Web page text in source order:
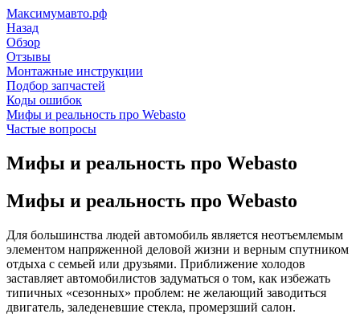
Максимумавто.рф
Назад
Обзор
Отзывы
Монтажные инструкции
Подбор запчастей
Коды ошибок
Мифы и реальность про Webasto
Частые вопросы
Мифы и реальность про Webasto
Мифы и реальность про Webasto
Для большинства людей автомобиль является неотъемлемым
элементом напряженной деловой жизни и верным спутником
отдыха с семьей или друзьями. Приближение холодов
заставляет автомобилистов задуматься о том, как избежать
типичных «сезонных» проблем: не желающий заводиться
двигатель, заледеневшие стекла, промерзший салон.